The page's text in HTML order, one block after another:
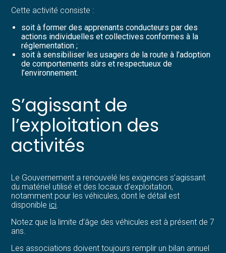
Cette activité consiste :
soit à former des apprenants conducteurs par des
actions individuelles et collectives conformes à la
réglementation ;
soit à sensibiliser les usagers de la route à l’adoption
de comportements sûrs et respectueux de
l’environnement.
S’agissant de
l’exploitation des
activités
Le Gouvernement a renouvelé les exigences s’agissant
du matériel utilisé et des locaux d’exploitation,
notamment pour les véhicules, dont le détail est
disponible ici
Notez que la limite d’âge des véhicules est à présent de 7
ans.
Les associations doivent toujours remplir un bilan annuel